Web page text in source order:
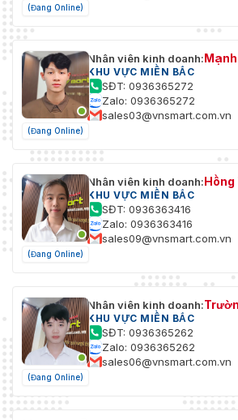
(Đang Online)
(Đang Online)
Nhân viên kinh doanh:
KHU VỰC MIỀN BẮC
SĐT: 0936365272
Zalo: 0936365272
sales03@vnsmart.com.vn
(Đang Online)
Nhân viên kinh doanh:Hồng
KHU VỰC MIỀN BẮC
SĐT: 0936363416
Zalo: 0936363416
sales09@vnsmart.com.vn
(Đang Online)
Nhân viên kinh doanh:
KHU VỰC MIỀN BẮC
SĐT: 0936365262
Zalo: 0936365262
sales06@vnsmart.com.vn